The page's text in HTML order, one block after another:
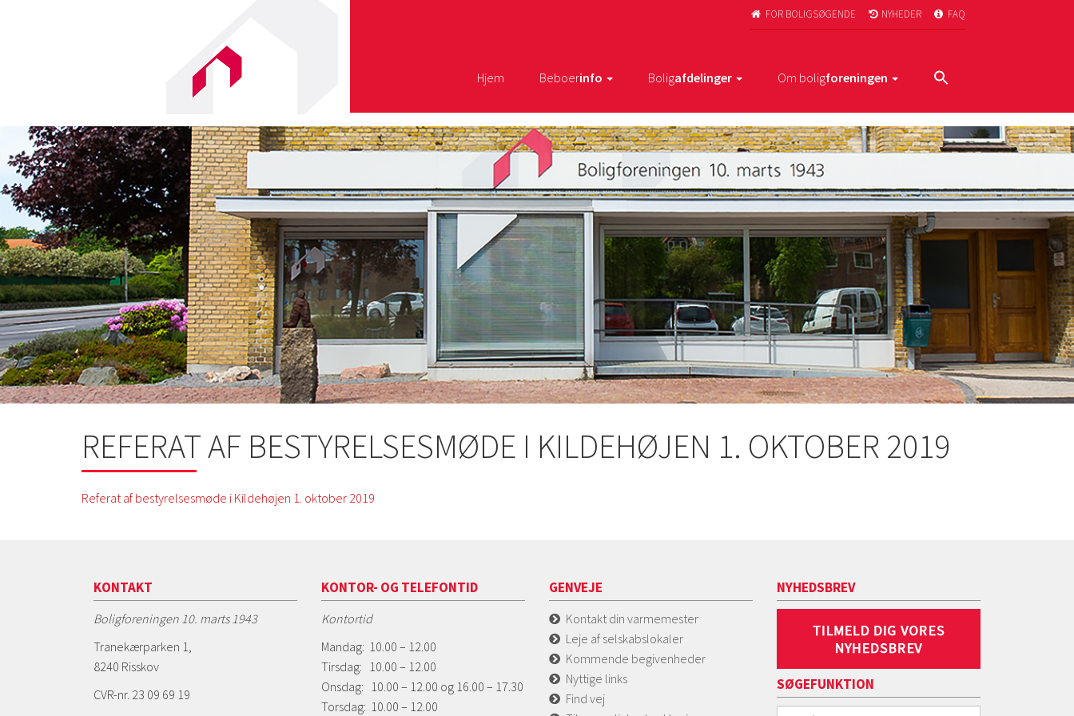
 FOR BOLIGSØGENDE  NYHEDER  FAQ
Hjem Beboerinfo Boligafdelinger Om boligforeningen
REFERAT AF BESTYRELSESMØDE I KILDEHØJEN 1. OKTOBER 2019
Referat af bestyrelsesmøde i Kildehøjen 1. oktober 2019
KONTAKT
Boligforeningen 10. marts 1943
Tranekærparken 1,
8240 Risskov
CVR-nr. 23 09 69 19
KONTOR- OG TELEFONTID
Kontortid
Mandag: 10.00 – 12.00
Tirsdag: 10.00 – 12.00
Onsdag: 10.00 – 12.00 og 16.00 – 17.30
Torsdag: 10.00 – 12.00
GENVEJE
Kontakt din varmemester
Leje af selskabslokaler
Kommende begivenheder
Nyttige links
Find vej
NYHEDSBREV
SØGEFUNKTION